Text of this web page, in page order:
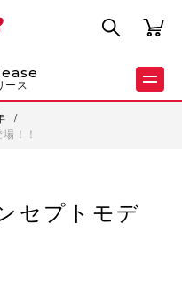
ース
/
！！
セプトモデ